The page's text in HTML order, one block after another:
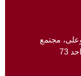
مجتمع
73